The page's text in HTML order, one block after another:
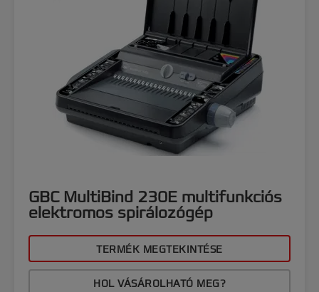
GBC MultiBind 230E multifunkciós
elektromos spirálozógép
TERMÉK MEGTEKINTÉSE
HOL VÁSÁROLHATÓ MEG?